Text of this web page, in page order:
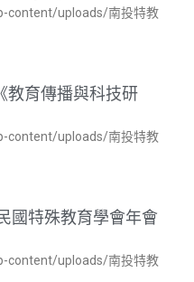
content/uploads/南投特教
教育傳播與科技研
content/uploads/南投特教
國特殊教育學會年會
content/uploads/南投特教